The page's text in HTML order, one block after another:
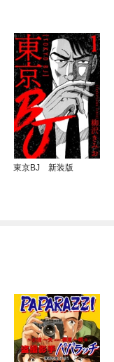
東京BJ 新装版